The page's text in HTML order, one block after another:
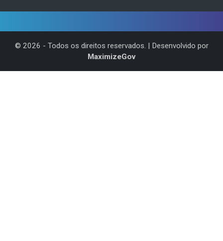
© 2026 - Todos os direitos reservados. | Desenvolvido por
MaximizeGov